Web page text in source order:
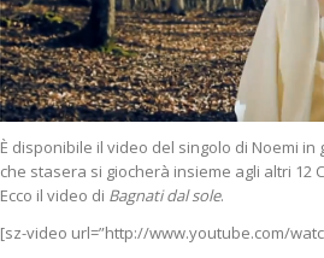
È disponibile il video del singolo di Noemi in
che stasera si giocherà insieme agli altri 12
Ecco il video di Bagnati dal sole.
[sz-video url=”http://www.youtube.com/